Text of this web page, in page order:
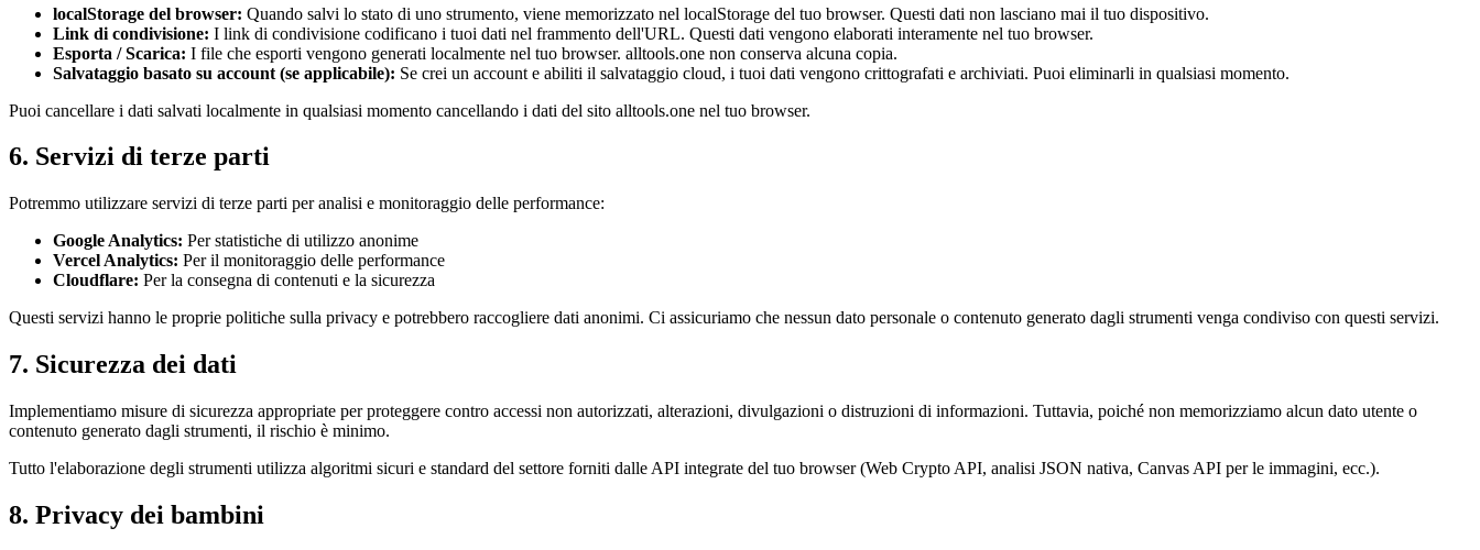
localStorage del browser: Quando salvi lo stato di uno strumento, viene memorizzato nel localStorage del tuo browser. Questi dati non lasciano mai il tuo dispositivo.
Link di condivisione: I link di condivisione codificano i tuoi dati nel frammento dell'URL. Questi dati vengono elaborati interamente nel tuo browser.
Esporta / Scarica: I file che esporti vengono generati localmente nel tuo browser. alltools.one non conserva alcuna copia.
Salvataggio basato su account (se applicabile): Se crei un account e abiliti il salvataggio cloud, i tuoi dati vengono crittografati e archiviati. Puoi eliminarli in qualsiasi momento.
Puoi cancellare i dati salvati localmente in qualsiasi momento cancellando i dati del sito alltools.one nel tuo browser.
6. Servizi di terze parti
Potremmo utilizzare servizi di terze parti per analisi e monitoraggio delle performance:
Google Analytics: Per statistiche di utilizzo anonime
Vercel Analytics: Per il monitoraggio delle performance
Cloudflare: Per la consegna di contenuti e la sicurezza
Questi servizi hanno le proprie politiche sulla privacy e potrebbero raccogliere dati anonimi. Ci assicuriamo che nessun dato personale o contenuto generato dagli strumenti venga condiviso con questi servizi.
7. Sicurezza dei dati
Implementiamo misure di sicurezza appropriate per proteggere contro accessi non autorizzati, alterazioni, divulgazioni o distruzioni di informazioni. Tuttavia, poiché non memorizziamo alcun dato utente o
contenuto generato dagli strumenti, il rischio è minimo.
Tutto l'elaborazione degli strumenti utilizza algoritmi sicuri e standard del settore forniti dalle API integrate del tuo browser (Web Crypto API, analisi JSON nativa, Canvas API per le immagini, ecc.).
8. Privacy dei bambini